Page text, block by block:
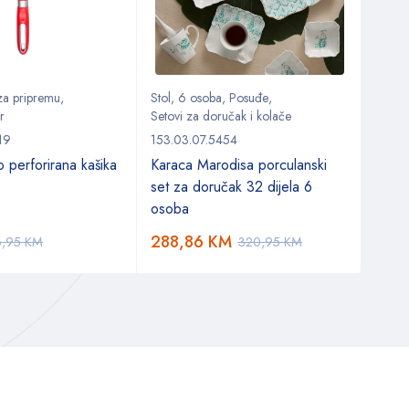
pripremu,
perforirana kašika
KM
Stol, 6 osoba, Posuđe,
Setovi za doručak i kolače
153.03.07.5454
Karaca Marodisa porculanski
set za doručak 32 dijela 6
osoba
320,95KM
288,86 KM